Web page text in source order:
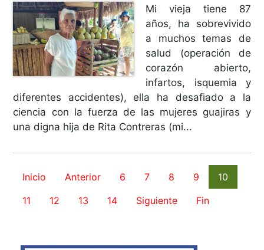
Mi vieja tiene 87
años, ha sobrevivido
a muchos temas de
salud (operación de
corazón abierto,
infartos, isquemia y
diferentes accidentes), ella ha desafiado a la
ciencia con la fuerza de las mujeres guajiras y
una digna hija de Rita Contreras (mi...
Inicio Anterior 6 7 8 9
10
11
12 13 14 Siguiente Fin